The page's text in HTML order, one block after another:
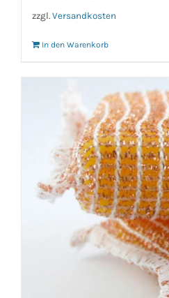
zzgl. Versandkosten
In den Warenkorb